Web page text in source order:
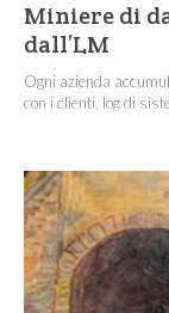
Miniere di
dall’LM
Ogni azienda
con i clienti, log di